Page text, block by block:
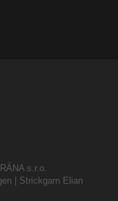
s.r.o.
Strickgarn Elian